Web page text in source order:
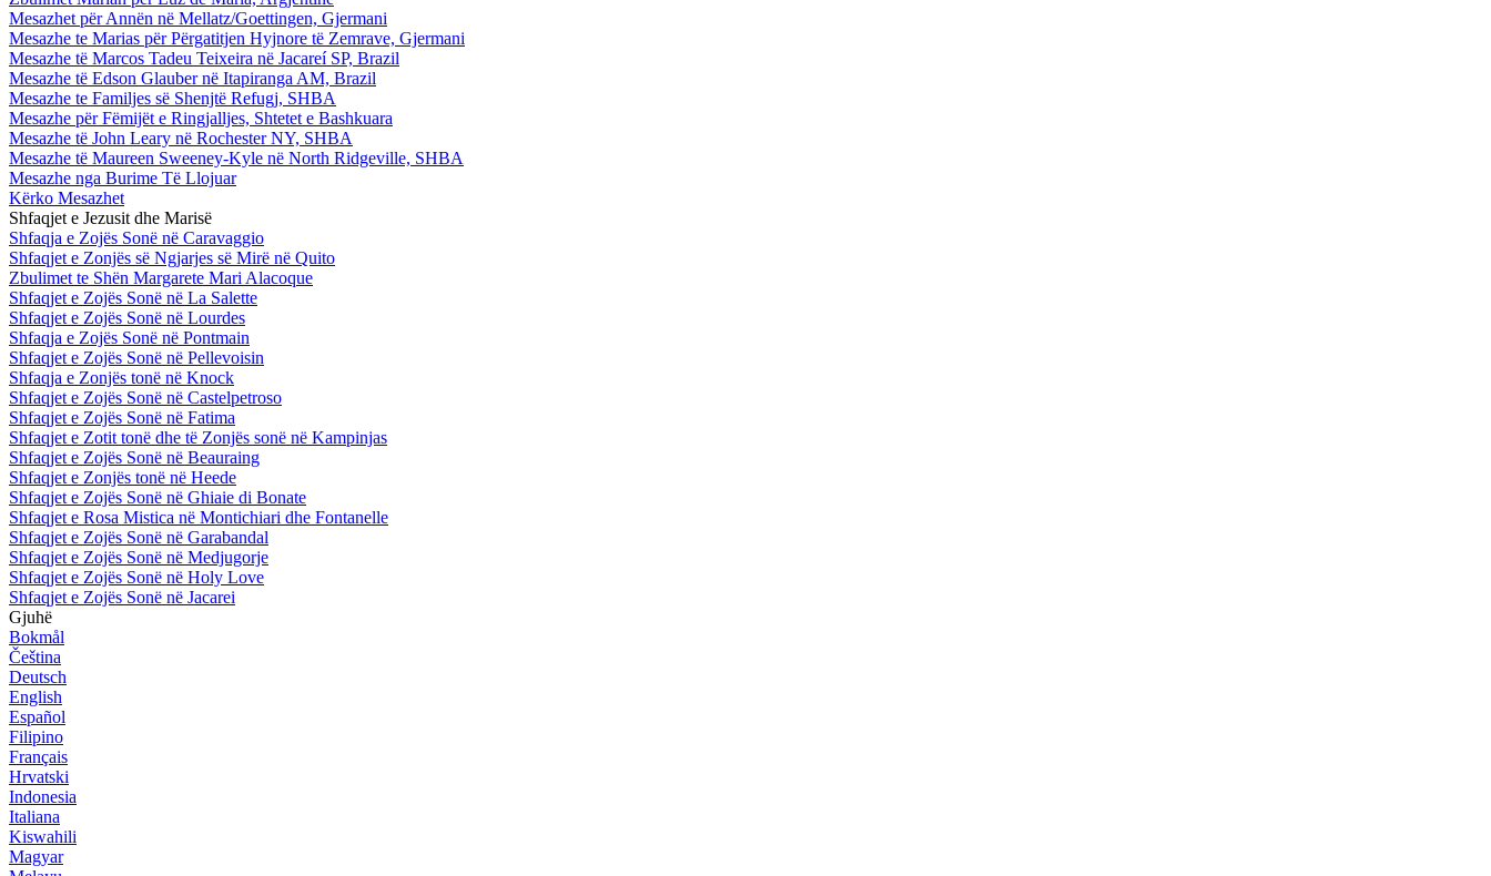
Mesazhet për Annën në Mellatz/Goettingen, Gjermani
Mesazhe te Marias për Përgatitjen Hyjnore të Zemrave, Gjermani
Mesazhe të Marcos Tadeu Teixeira në Jacareí SP, Brazil
Mesazhe të Edson Glauber në Itapiranga AM, Brazil
Mesazhe te Familjes së Shenjtë Refugj, SHBA
Mesazhe për Fëmijët e Ringjalljes, Shtetet e Bashkuara
Mesazhe të John Leary në Rochester NY, SHBA
Mesazhe të Maureen Sweeney-Kyle në North Ridgeville, SHBA
Mesazhe nga Burime Të Llojuar
Kërko Mesazhet
Shfaqjet e Jezusit dhe Marisë
Shfaqja e Zojës Sonë në Caravaggio
Shfaqjet e Zonjës së Ngjarjes së Mirë në Quito
Zbulimet te Shën Margarete Mari Alacoque
Shfaqjet e Zojës Sonë në La Salette
Shfaqjet e Zojës Sonë në Lourdes
Shfaqja e Zojës Sonë në Pontmain
Shfaqjet e Zojës Sonë në Pellevoisin
Shfaqja e Zonjës tonë në Knock
Shfaqjet e Zojës Sonë në Castelpetroso
Shfaqjet e Zojës Sonë në Fatima
Shfaqjet e Zotit tonë dhe të Zonjës sonë në Kampinjas
Shfaqjet e Zojës Sonë në Beauraing
Shfaqjet e Zonjës tonë në Heede
Shfaqjet e Zojës Sonë në Ghiaie di Bonate
Shfaqjet e Rosa Mistica në Montichiari dhe Fontanelle
Shfaqjet e Zojës Sonë në Garabandal
Shfaqjet e Zojës Sonë në Medjugorje
Shfaqjet e Zojës Sonë në Holy Love
Shfaqjet e Zojës Sonë në Jacarei
Gjuhë
Bokmål
Čeština
Deutsch
English
Español
Filipino
Français
Hrvatski
Indonesia
Italiana
Kiswahili
Magyar